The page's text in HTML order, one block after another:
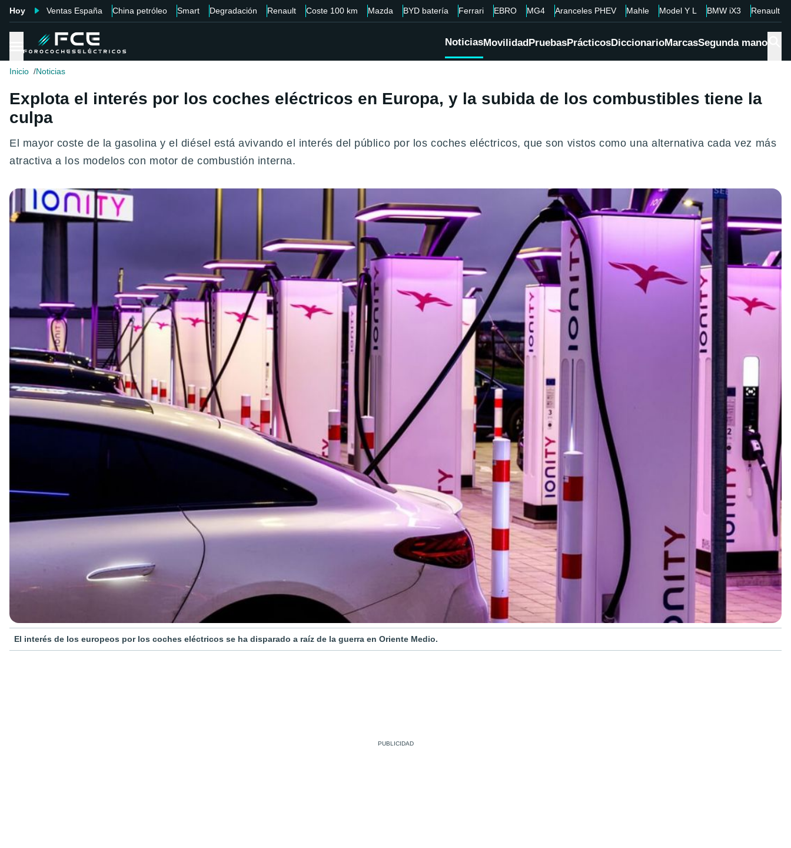
Hoy Ventas España China petróleo Smart Degradación Renault Coste 100 km Mazda BYD batería Ferrari EBRO MG4 Aranceles PHEV Mahle Model Y L BMW iX3 Renault
NoticiasMovilidadPruebasPrácticosDiccionarioMarcasSegunda mano
Inicio Noticias
Explota el interés por los coches eléctricos en Europa, y la subida de los combustibles tiene la
culpa
El mayor coste de la gasolina y el diésel está avivando el interés del público por los coches eléctricos, que son vistos como una alternativa cada vez más
atractiva a los modelos con motor de combustión interna.
El interés de los europeos por los coches eléctricos se ha disparado a raíz de la guerra en Oriente Medio.